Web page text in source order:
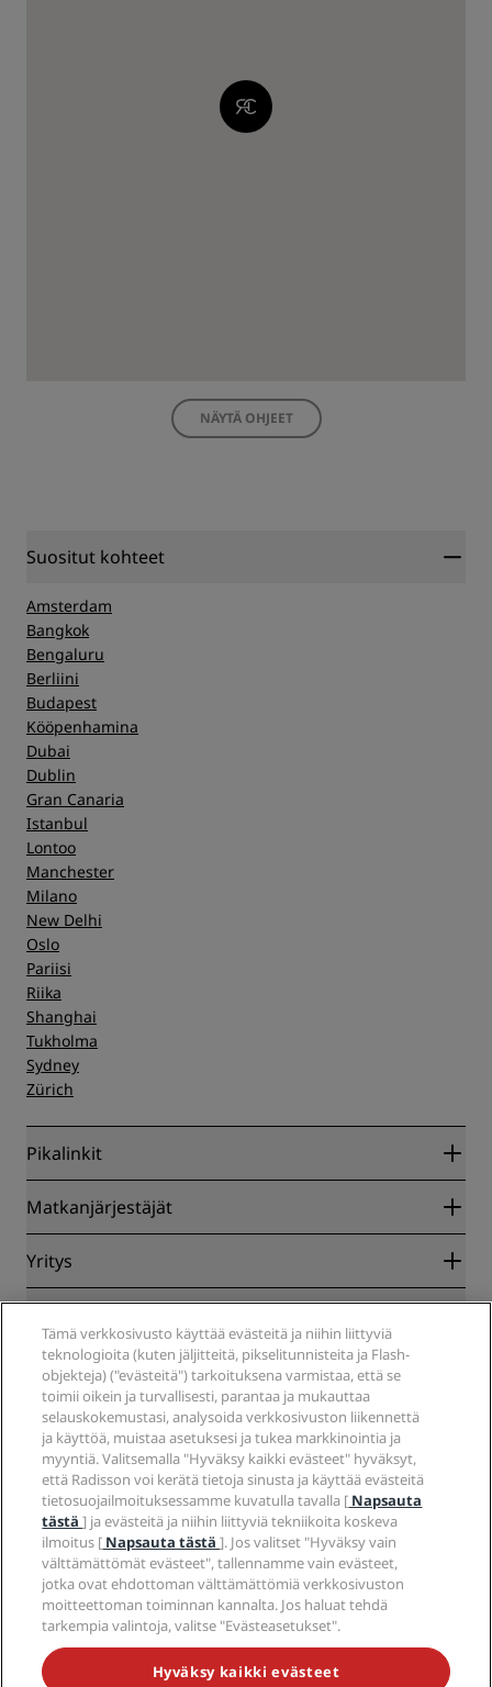
NÄYTÄ OHJEET
Suositut kohteet
Amsterdam
Bangkok
Bengaluru
Berliini
Budapest
Kööpenhamina
Dubai
Dublin
Gran Canaria
Istanbul
Lontoo
Manchester
Milano
New Delhi
Oslo
Pariisi
Riika
Shanghai
Tukholma
Sydney
Zürich
Pikalinkit
Radisson Rewards
Blog
Kohteet
Tulevat hotellit
Radisson Hotels -sovellus
Sports Approved -hotellit
Perheystävälliset hotellit
Terveys ja turvallisuus
Matkanjärjestäjät
Yhteistyökumppanit
Yritys
Radisson Hotel Group
Media
Työpaikat RHG
Työpaikat PPHE
Työpaikat EHL
The Club by RHG
Kehitysmahdollisuudet
Vastuullinen liiketoiminta
Hankinta
Tietosuojakeskus
Oikeudellinen huomautus
Radisson Rewards -ehdot
Sivuston käyttösopimus
Digitaalinen saavutettavuus
Nykyajan orjuutta koskeva lausunto
Ohje
Kuluttajailmoitukset
Ota yhteyttä
Usein kysytyt kysymykset
Sivustokartta
Sosiaalinen media
Radisson Hotels -brändit
ÄLÄ JÄÄ PAITSI PARHAISTA TARJOUKSISTAMME
Tämä verkkosivusto käyttää evästeitä ja niihin liittyviä
teknologioita (kuten jäljitteitä, pikselitunnisteita ja Flash-
objekteja) ("evästeitä") tarkoituksena varmistaa, että se
toimii oikein ja turvallisesti, parantaa ja mukauttaa
selauskokemustasi, analysoida verkkosivuston liikennettä
ja käyttöä, muistaa asetuksesi ja tukea markkinointia ja
myyntiä. Valitsemalla "Hyväksy kaikki evästeet" hyväksyt,
että Radisson voi kerätä tietoja sinusta ja käyttää evästeitä
tietosuojailmoituksessamme kuvatulla tavalla [ Napsauta
tästä] ja evästeitä ja niihin liittyviä tekniikoita koskeva
ilmoitus [ Napsauta tästä]. Jos valitset "Hyväksy vain
välttämättömät evästeet", tallennamme vain evästeet,
jotka ovat ehdottoman välttämättömiä verkkosivuston
moitteettoman toiminnan kannalta. Jos haluat tehdä
tarkempia valintoja, valitse "Evästeasetukset".
Hyväksy kaikki evästeet